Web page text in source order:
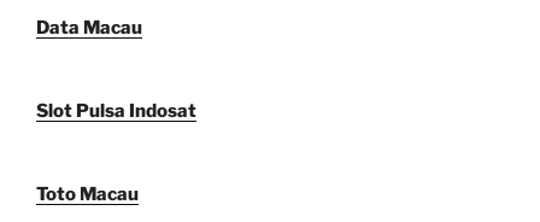
Data Macau
Slot Pulsa Indosat
Toto Macau